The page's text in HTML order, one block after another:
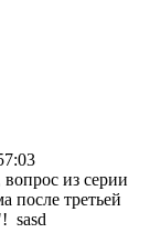
из серии
после третьей
sasd